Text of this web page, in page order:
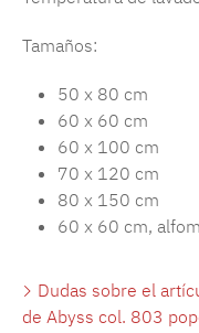
Tamaños:
50 x 80 cm
60 x 60 cm
60 x 100 cm
70 x 120 cm
80 x 150 cm
60 x 60 cm,
Dudas sobre el
de Abyss col. 803